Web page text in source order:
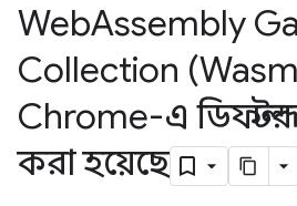
WebAssembly
Collection (Wasm
Chrome-এ
করা হয়েছে